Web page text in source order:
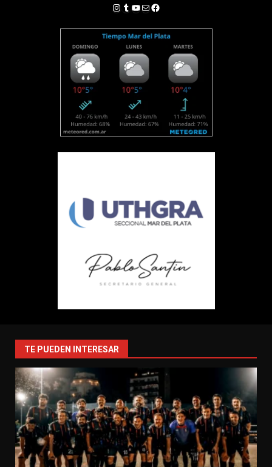
Instagram
Tumblr
YouTube
Correo electrónico
Facebook
TE PUEDEN INTERESAR